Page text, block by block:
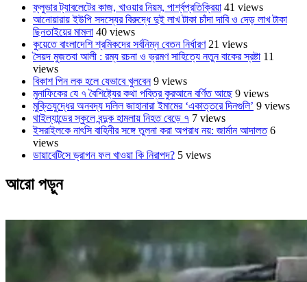
ফ্লুভার ট্যাবলেটের কাজ, খাওয়ার নিয়ম, পার্শ্বপ্রতিক্রিয়া 41 views
আনোয়ারায় ইউপি সদস্যের বিরুদ্ধে দুই লাখ টাকা চাঁদা দাবি ও দেড় লাখ টাকা
ছিনতাইয়ের মামলা 40 views
কুয়েতে বাংলাদেশি শ্রমিকদের সর্বনিম্ন বেতন নির্ধারণ 21 views
সৈয়দ মুজতবা আলী : রম্য রচনা ও ভ্রমণ সাহিত্যে নতুন বাকের স্রষ্টা 11
views
বিকাশ পিন লক হলে যেভাবে খুলবেন 9 views
মুনাফিকের যে ৭ বৈশিষ্ট্যের কথা পবিত্র কুরআনে বর্ণিত আছে 9 views
মুক্তিযুদ্ধের অনবদ্য দলিল জাহানারা ইমামের ‘একাত্তরে দিনগুলি’ 9 views
থাইল্যান্ডের স্কুলে বন্দুক হামলায় নিহত বেড়ে ৭ 7 views
ইসরাইলকে নাৎসি বাহিনীর সঙ্গে তুলনা করা অপরাধ নয়: জার্মান আদালত 6
views
ডায়াবেটিসে ড্রাগন ফল খাওয়া কি নিরাপদ? 5 views
আরো পড়ুন